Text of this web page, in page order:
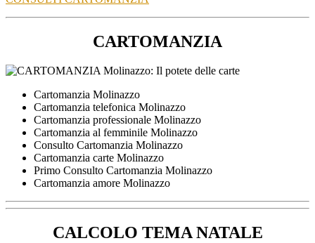
CARTOMANZIA
Cartomanzia Molinazzo
Cartomanzia telefonica Molinazzo
Cartomanzia professionale Molinazzo
Cartomanzia al femminile Molinazzo
Consulto Cartomanzia Molinazzo
Cartomanzia carte Molinazzo
Primo Consulto Cartomanzia Molinazzo
Cartomanzia amore Molinazzo
CALCOLO TEMA NATALE